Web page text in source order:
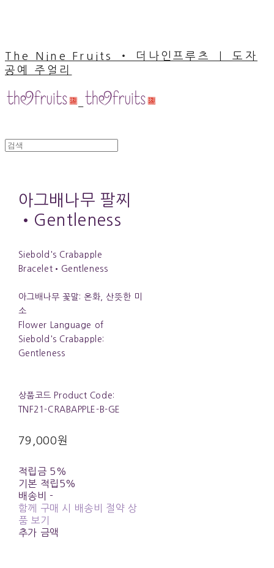
The Nine Fruits ‧ 더나인프루츠 ｜ 도자
공예 주얼리
아그배나무 팔찌
•Gentleness
Siebold's Crabapple
Bracelet•Gentleness
아그배나무 꽃말: 온화, 산뜻한 미
소
Flower Language of
Siebold's Crabapple:
Gentleness
상품코드 Product Code:
TNF21-CRABAPPLE-B-GE
79,000원
적립금 5%
기본 적립 5%
배송비 -
함께 구매 시 배송비 절약 상
품 보기
추가 금액